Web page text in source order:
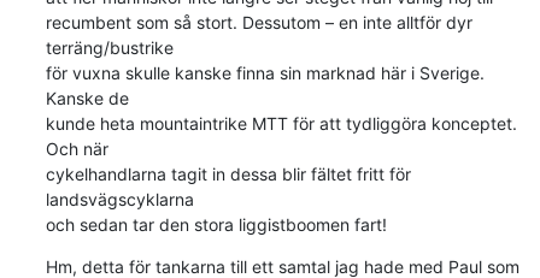
recumbent som så stort. Dessutom – en inte alltför dyr
terräng/bustrike
för vuxna skulle kanske finna sin marknad här i Sverige.
Kanske de
kunde heta mountaintrike MTT för att tydliggöra konceptet.
Och när
cykelhandlarna tagit in dessa blir fältet fritt för
landsvägscyklarna
och sedan tar den stora liggistboomen fart!
Hm, detta för tankarna till ett samtal jag hade med Paul som